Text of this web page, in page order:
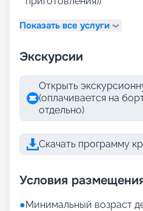
Показать все услуги
Экскурсии
Открыть
(оплачивается на
отдельно)
Скачать программу
Условия
●Минимальный возраст